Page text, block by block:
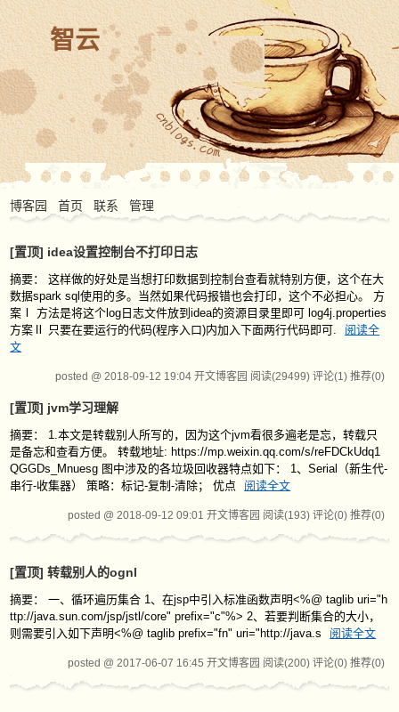
智云
博客园 首页 联系 管理
[置顶] idea设置控制台不打印日志
摘要： 这样做的好处是当想打印数据到控制台查看就特别方便，这个在大
数据spark sql使用的多。当然如果代码报错也会打印，这个不必担心。 方
案Ⅰ 方法是将这个log日志文件放到idea的资源目录里即可 log4j.properties
方案Ⅱ 只要在要运行的代码(程序入口)内加入下面两行代码即可.
阅读全
文
posted @ 2018-09-12 19:04 开文博客园 阅读(29499) 评论(1) 推荐(0)
[置顶] jvm学习理解
摘要： 1.本文是转载别人所写的，因为这个jvm看很多遍老是忘，转载只
是备忘和查看方便。 转载地址: https://mp.weixin.qq.com/s/reFDCkUdq1
QGGDs_Mnuesg 图中涉及的各垃圾回收器特点如下： 1、Serial（新生代-
串行-收集器） 策略：标记-复制-清除； 优点
阅读全文
posted @ 2018-09-12 09:01 开文博客园 阅读(193) 评论(0) 推荐(0)
[置顶] 转载别人的ognl
摘要： 一、循环遍历集合 1、在jsp中引入标准函数声明<%@ taglib uri="h
ttp://java.sun.com/jsp/jstl/core" prefix="c"%> 2、若要判断集合的大小，
则需要引入如下声明<%@ taglib prefix="fn" uri="http://java.s
阅读全文
posted @ 2017-06-07 16:45 开文博客园 阅读(200) 评论(0) 推荐(0)